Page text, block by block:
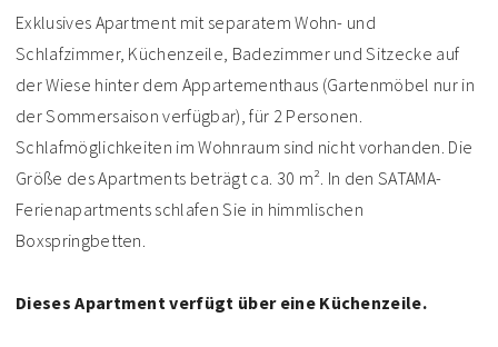
Exklusives Apartment mit separatem Wohn- und
Schlafzimmer, Küchenzeile, Badezimmer und Sitzecke auf
der Wiese hinter dem Appartementhaus (Gartenmöbel nur in
der Sommersaison verfügbar), für 2 Personen.
Schlafmöglichkeiten im Wohnraum sind nicht vorhanden. Die
Größe des Apartments beträgt ca. 30 m². In den SATAMA-
Ferienapartments schlafen Sie in himmlischen
Boxspringbetten.
Dieses Apartment verfügt über eine Küchenzeile.